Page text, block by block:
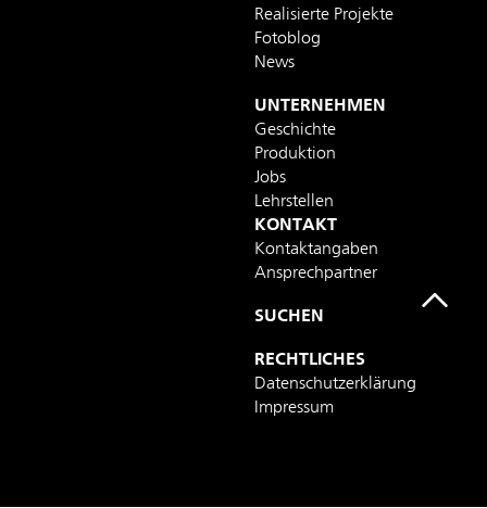
Realisierte Projekte
Fotoblog
News
UNTERNEHMEN
Geschichte
Produktion
Jobs
Lehrstellen
KONTAKT
Kontaktangaben
Ansprechpartner
SUCHEN
RECHTLICHES
Datenschutzerklärung
Impressum